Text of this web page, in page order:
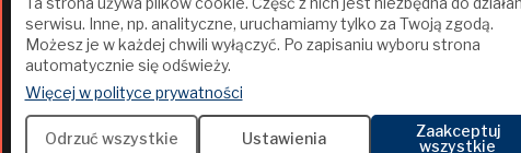
serwisu. Inne, np. analityczne, uruchamiamy tylko za Twoją zgodą.
Możesz je w każdej chwili wyłączyć. Po zapisaniu wyboru strona
automatycznie się odświeży.
Więcej w polityce prywatności(otwiera się w nowej karcie)
Odrzuć wszystkie Ustawienia
Zaakceptuj
wszystkie